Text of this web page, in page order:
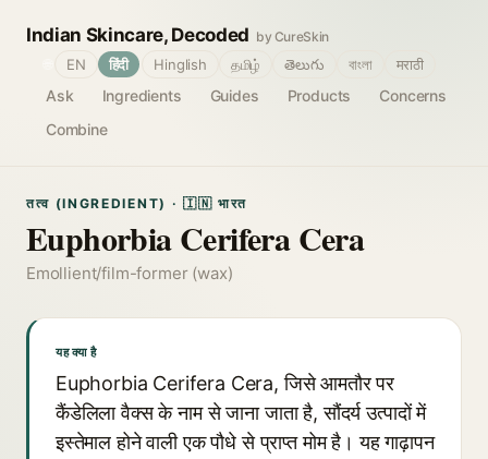
Indian Skincare, Decoded by CureSkin
Ask Ingredients Guides Products
Concerns
Combine
EN हिंदी Hinglish தமிழ் తెలుగు বাংলা मराठी
तत्व (INGREDIENT) · 🇮🇳 भारत
Euphorbia Cerifera Cera
Emollient/film-former (wax)
यह क्या है
Euphorbia Cerifera Cera, जिसे आमतौर पर
कैंडेलिला वैक्स के नाम से जाना जाता है, सौंदर्य उत्पादों में
इस्तेमाल होने वाली एक पौधे से प्राप्त मोम है। यह गाढ़ापन